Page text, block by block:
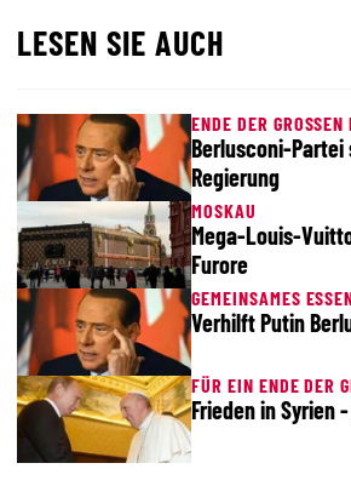
LESEN SIE AUCH
ENDE DER
Berlusconi-
Regierung
MOSKAU
Mega-Louis-
Furore
GEMEINSAMES
Verhilft Putin
FÜR EIN ENDE DER
Frieden in Syrien